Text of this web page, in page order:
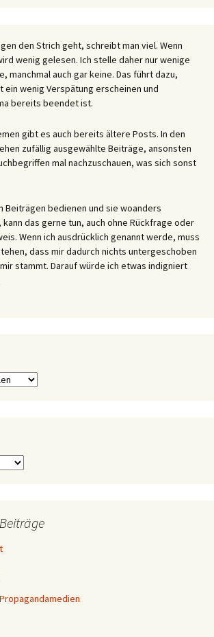
den Strich geht, schreibt man viel. Wenn
wenig gelesen. Ich stelle daher nur wenige
manchmal auch gar keine. Das führt dazu,
ein wenig Verspätung erscheinen und
bereits beendet ist.
gibt es auch bereits ältere Posts. In den
zufällig ausgewählte Beiträge, ansonsten
mal nachzuschauen, was sich sonst
Beiträgen bedienen und sie woanders
das gerne tun, auch ohne Rückfrage oder
Wenn ich ausdrücklich genannt werde, muss
dass mir dadurch nichts untergeschoben
stammt. Darauf würde ich etwas indigniert